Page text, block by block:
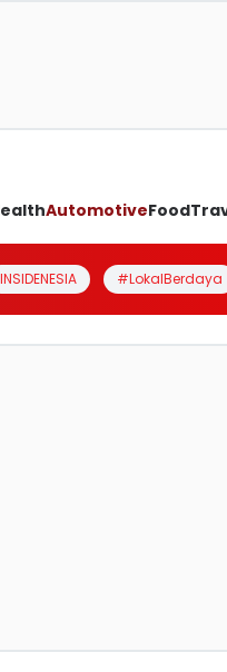
AutomotiveFood
INSIDENESIA #LokalBerdaya